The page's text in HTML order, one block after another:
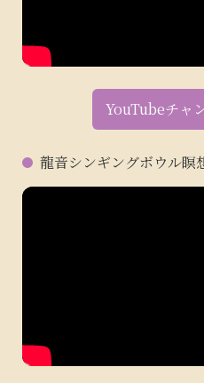
YouTubeチャ
龍音シンギングボウル瞑